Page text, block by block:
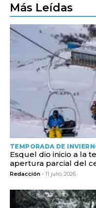
Más Leídas
TEMPORADA DE
Esquel dio inicio a la
apertura parcial del
Redacción - 11 julio, 2026